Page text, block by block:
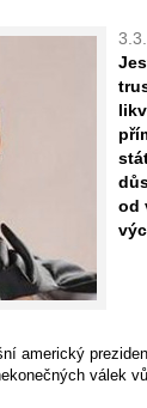
od
americký
válek